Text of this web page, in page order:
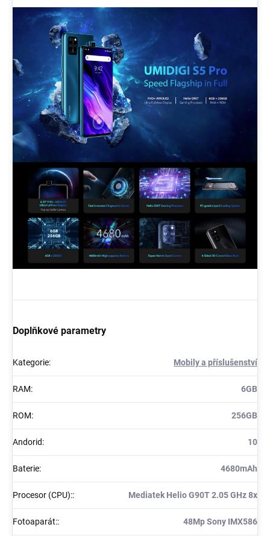
Doplňkové parametry
Kategorie: Mobily a příslušenství
RAM: 6GB
ROM: 256GB
Andorid: 10
Baterie: 4680mAh
Procesor (CPU):: Mediatek Helio G90T 2.05 GHz 8x
Fotoaparát:: 48Mp Sony IMX586